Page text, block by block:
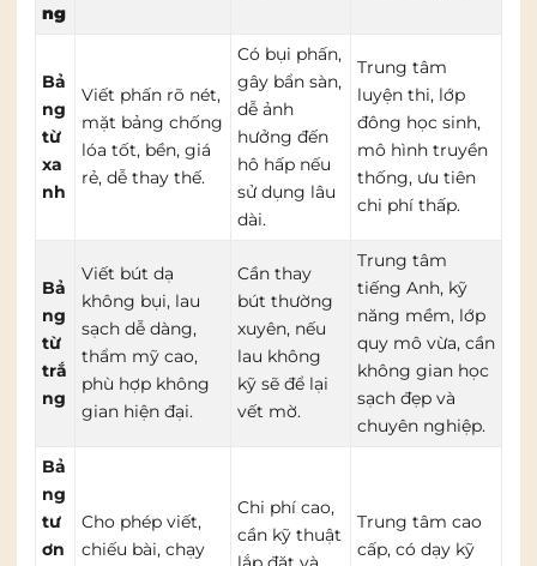
ng
Bả
ng
từ
xa
nh
Viết phấn rõ nét,
mặt bảng chống
lóa tốt, bền, giá
rẻ, dễ thay thế.
Có bụi phấn,
gây bẩn sàn,
dễ ảnh
hưởng đến
hô hấp nếu
sử dụng lâu
dài.
Trung tâm
luyện thi, lớp
đông học sinh,
mô hình truyền
thống, ưu tiên
chi phí thấp.
Bả
ng
từ
trắ
ng
Viết bút dạ
không bụi, lau
sạch dễ dàng,
thẩm mỹ cao,
phù hợp không
gian hiện đại.
Cần thay
bút thường
xuyên, nếu
lau không
kỹ sẽ để lại
vết mờ.
Trung tâm
tiếng Anh, kỹ
năng mềm, lớp
quy mô vừa, cần
không gian học
sạch đẹp và
chuyên nghiệp.
Bả
ng
tư
ơn
Cho phép viết,
chiếu bài, chạy
Chi phí cao,
cần kỹ thuật
Trung tâm cao
cấp, có dạy kỹ